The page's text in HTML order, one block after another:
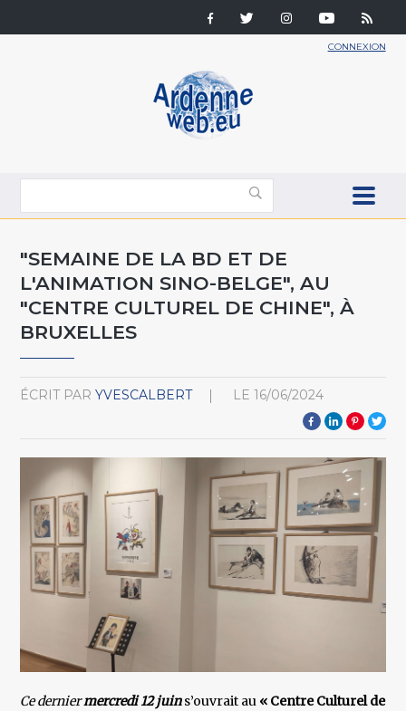
CONNEXION
"SEMAINE DE LA BD ET DE
L'ANIMATION SINO-BELGE", AU
"CENTRE CULTUREL DE CHINE", À
BRUXELLES
ÉCRIT PAR YVESCALBERT LE 16/06/2024
Ce derniermercredi 12 juins’ouvrait au « Centre Culturel de